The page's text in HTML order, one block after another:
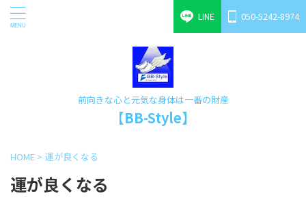
LINE 050-5242-8974
前向きな心と元気な身体は一番の財産
【BB-Style】
HOME > 運が良くなる
運が良くなる